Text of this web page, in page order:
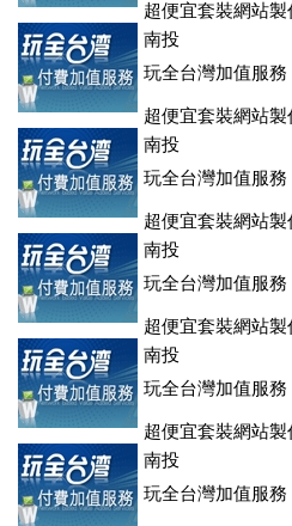
超便宜套裝網站
登、訂房系統、客房委託旅行社銷
南投
玩全台灣加值服務
超便宜套裝網站
登、訂房系統、客房委託旅行社銷
南投
玩全台灣加值服務
超便宜套裝網站
登、訂房系統、客房委託旅行社銷
南投
玩全台灣加值服務
超便宜套裝網站
登、訂房系統、客房委託旅行社銷
南投
玩全台灣加值服務
超便宜套裝網站
登、訂房系統、客房委託旅行社銷
南投
玩全台灣加值服務